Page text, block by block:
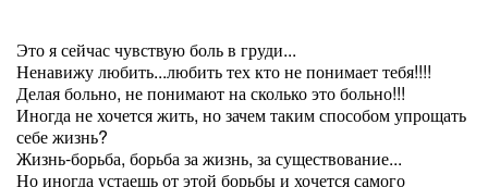
Это я сейчас чувствую боль в груди...
Ненавижу любить...любить тех кто не понимает тебя!!!!
Делая больно, не понимают на сколько это больно!!!
Иногда не хочется жить, но зачем таким способом упрощать
себе жизнь?
Жизнь-борьба, борьба за жизнь, за существование...
Но иногда устаешь от этой борьбы и хочется самого